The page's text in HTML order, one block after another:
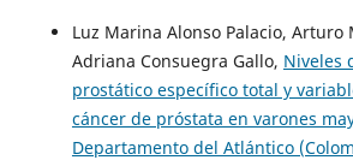
Luz Marina Alonso Palacio, Arturo
Adriana Consuegra Gallo, Niveles
prostático específico total y
cáncer de próstata en varones
Departamento del Atlántico